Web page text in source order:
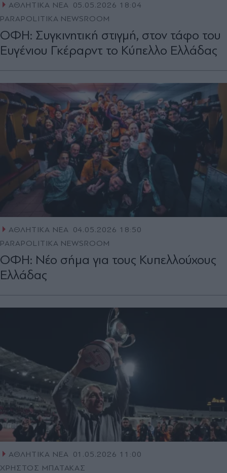
ΑΘΛΗΤΙΚΑ ΝΕΑ 05.05.2026 18:04
PARAPOLITIKA NEWSROOM
ΟΦΗ: Συγκινητική στιγμή, στον τάφο του
Ευγένιου Γκέραρντ το Κύπελλο Ελλάδας
ΑΘΛΗΤΙΚΑ ΝΕΑ 04.05.2026 18:50
PARAPOLITIKA NEWSROOM
ΟΦΗ: Νέο σήμα για τους Κυπελλούχους
Ελλάδας
ΑΘΛΗΤΙΚΑ ΝΕΑ 01.05.2026 11:00
ΧΡΗΣΤΟΣ ΜΠΑΤΑΚΑΣ